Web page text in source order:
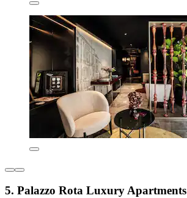
5. Palazzo Rota Luxury Apartments